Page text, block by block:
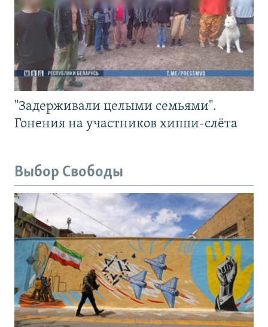
"Задерживали целыми семьями".
Гонения на участников хиппи-слёта
Выбор Свободы